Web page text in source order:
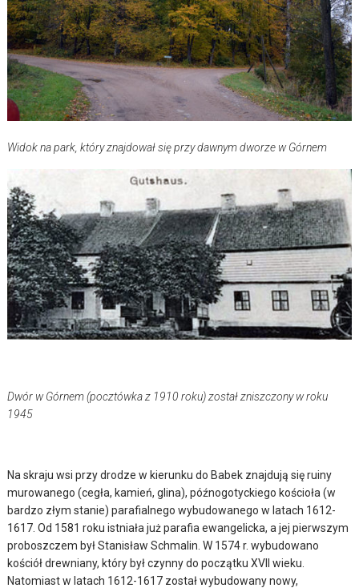
Widok na park, który znajdował się przy dawnym dworze w Górnem
Dwór w Górnem (pocztówka z 1910 roku) został zniszczony w roku
1945
Na skraju wsi przy drodze w kierunku do Babek znajdują się ruiny
murowanego (cegła, kamień, glina), późnogotyckiego kościoła (w
bardzo złym stanie) parafialnego wybudowanego w latach 1612-
1617. Od 1581 roku istniała już parafia ewangelicka, a jej pierwszym
proboszczem był Stanisław Schmalin. W 1574 r. wybudowano
kościół drewniany, który był czynny do początku XVII wieku.
Natomiast w latach 1612-1617 został wybudowany nowy,